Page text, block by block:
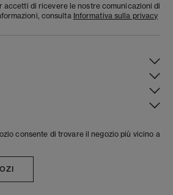
accetti di ricevere le nostre comunicazioni di
consulta Informativa sulla privacy
consente di trovare il negozio più vicino a